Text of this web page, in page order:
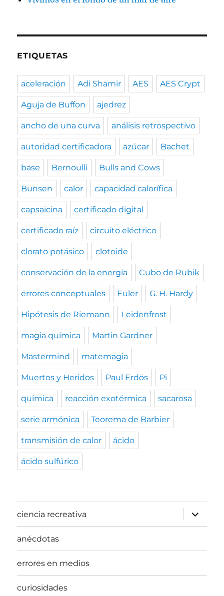
ETIQUETAS
aceleración Adi Shamir AES AES Crypt
Aguja de Buffon ajedrez
ancho de una curva análisis retrospectivo
autoridad certificadora azúcar Bachet
base Bernoulli Bulls and Cows
Bunsen calor capacidad calorífica
capsaicina certificado digital
certificado raíz circuito eléctrico
clorato potásico clotoide
conservación de la energía Cubo de Rubik
errores conceptuales Euler G. H. Hardy
Hipótesis de Riemann Leidenfrost
magia química Martin Gardner
Mastermind matemagia
Muertos y Heridos Paul Erdös Pi
química reacción exotérmica sacarosa
serie armónica Teorema de Barbier
transmisión de calor ácido
ácido sulfúrico
ciencia recreativa
expande
el
menú
anécdotas
errores en medios
curiosidades